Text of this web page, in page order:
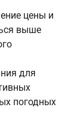
цены и
выше
для
погодных